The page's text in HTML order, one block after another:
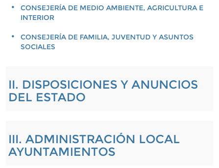
CONSEJERÍA DE MEDIO AMBIENTE, AGRICULTURA E
INTERIOR
CONSEJERÍA DE FAMILIA, JUVENTUD Y ASUNTOS
SOCIALES
II. DISPOSICIONES Y ANUNCIOS
DEL ESTADO
III. ADMINISTRACIÓN LOCAL
AYUNTAMIENTOS